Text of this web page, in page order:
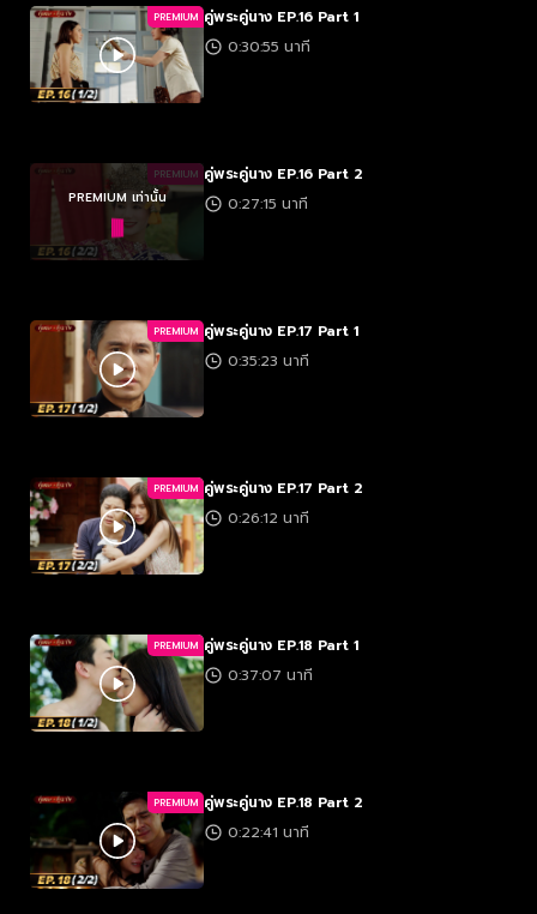
PREMIUM คู่พระคู่นาง EP.16 Part 1
0:30:55 นาที
PREMIUM
PREMIUM เท่านั้น
คู่พระคู่นาง EP.16 Part 2
0:27:15 นาที
PREMIUM คู่พระคู่นาง EP.17 Part 1
0:35:23 นาที
PREMIUM คู่พระคู่นาง EP.17 Part 2
0:26:12 นาที
PREMIUM คู่พระคู่นาง EP.18 Part 1
0:37:07 นาที
PREMIUM คู่พระคู่นาง EP.18 Part 2
0:22:41 นาที